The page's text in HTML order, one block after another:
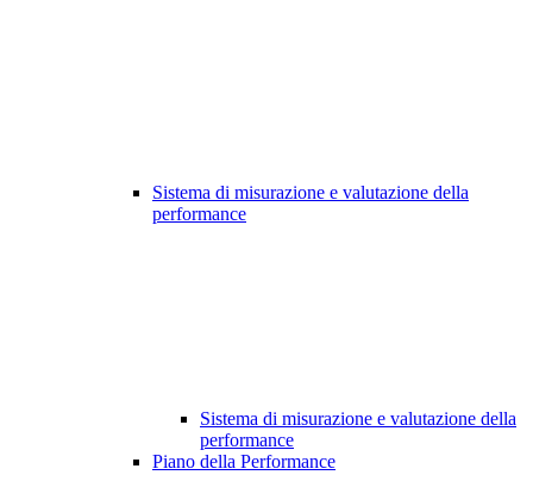
Sistema di misurazione e valutazione della
performance
Sistema di misurazione e valutazione della
performance
Piano della Performance